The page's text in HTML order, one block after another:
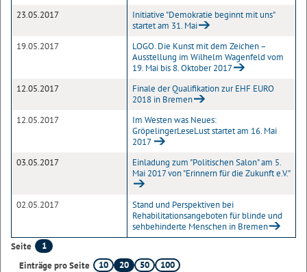
23.05.2017
Initiative "Demokratie beginnt mit uns"
startet am 31. Mai
19.05.2017
LOGO. Die Kunst mit dem Zeichen –
Ausstellung im Wilhelm Wagenfeld vom
19. Mai bis 8. Oktober 2017
12.05.2017
Finale der Qualifikation zur EHF EURO
2018 in Bremen
12.05.2017
Im Westen was Neues:
GröpelingerLeseLust startet am 16. Mai
2017
03.05.2017
Einladung zum "Politischen Salon" am 5.
Mai 2017 von "Erinnern für die Zukunft e.V."
02.05.2017
Stand und Perspektiven bei
Rehabilitationsangeboten für blinde und
sehbehinderte Menschen in Bremen
Seite
1
Einträge pro Seite
10 20 50 100